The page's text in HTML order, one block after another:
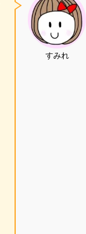
すみれ